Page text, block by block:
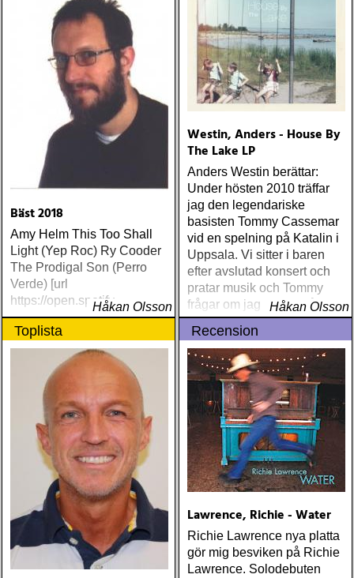
och ingenting annat)
Bäst 2018
Amy Helm This Too Shall
Light (Yep Roc) Ry Cooder
The Prodigal Son (Perro
Verde) [url
https://open.spotifyHåkan Olsson
Westin, Anders - House By
The Lake LP
Anders Westin berättar:
Under hösten 2010 träffar
jag den legendariske
basisten Tommy Cassemar
vid en spelning på Katalin i
Uppsala. Vi sitter i baren
efter avslutad konsert och
pratar musik och Tommy
frågar om jag spelar något
instrument
Håkan Olsson
Toplista Recension
Lawrence, Richie - Water
Richie Lawrence nya platta
gör mig besviken på Richie
Lawrence. Solodebuten